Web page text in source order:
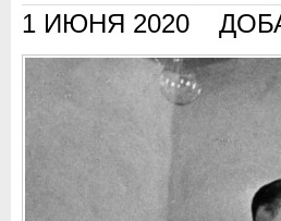
1 ИЮНЯ 2020